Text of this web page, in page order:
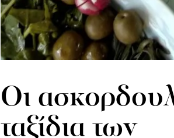
Οι
ταξίδια των